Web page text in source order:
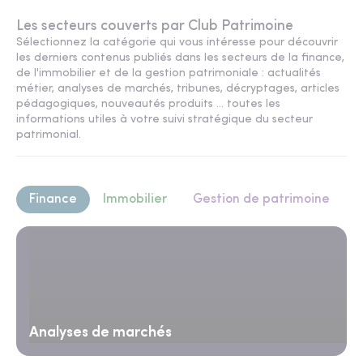
Les secteurs couverts par Club Patrimoine
Sélectionnez la catégorie qui vous intéresse pour découvrir
les derniers contenus publiés dans les secteurs de la finance,
de l'immobilier et de la gestion patrimoniale : actualités
métier, analyses de marchés, tribunes, décryptages, articles
pédagogiques, nouveautés produits ... toutes les
informations utiles à votre suivi stratégique du secteur
patrimonial.
Finance Immobilier Gestion de patrimoine
Analyses de marchés